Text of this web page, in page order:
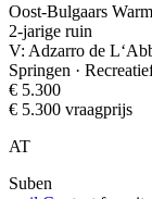
Oost-Bulgaars
2-jarige ruin
V: Adzarro de
Springen ·
€ 5.300
€ 5.300 vraagprijs
AT
Suben